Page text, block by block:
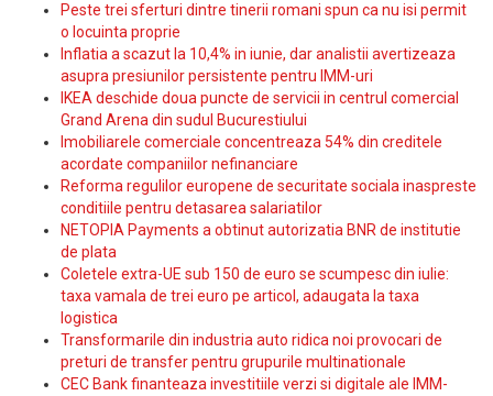
Peste trei sferturi dintre tinerii romani spun ca nu isi permit
o locuinta proprie
Inflatia a scazut la 10,4% in iunie, dar analistii avertizeaza
asupra presiunilor persistente pentru IMM-uri
IKEA deschide doua puncte de servicii in centrul comercial
Grand Arena din sudul Bucurestiului
Imobiliarele comerciale concentreaza 54% din creditele
acordate companiilor nefinanciare
Reforma regulilor europene de securitate sociala inaspreste
conditiile pentru detasarea salariatilor
NETOPIA Payments a obtinut autorizatia BNR de institutie
de plata
Coletele extra-UE sub 150 de euro se scumpesc din iulie:
taxa vamala de trei euro pe articol, adaugata la taxa
logistica
Transformarile din industria auto ridica noi provocari de
preturi de transfer pentru grupurile multinationale
CEC Bank finanteaza investitiile verzi si digitale ale IMM-